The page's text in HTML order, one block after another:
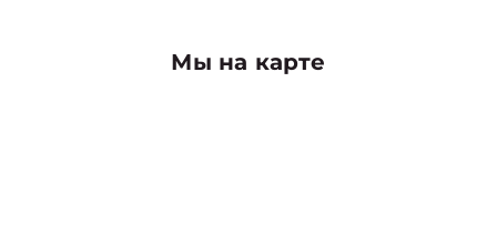
Мы на карте